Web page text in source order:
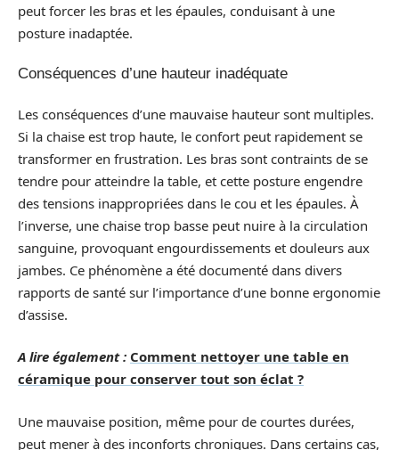
peut forcer les bras et les épaules, conduisant à une
posture inadaptée.
Conséquences d’une hauteur inadéquate
Les conséquences d’une mauvaise hauteur sont multiples.
Si la chaise est trop haute, le confort peut rapidement se
transformer en frustration. Les bras sont contraints de se
tendre pour atteindre la table, et cette posture engendre
des tensions inappropriées dans le cou et les épaules. À
l’inverse, une chaise trop basse peut nuire à la circulation
sanguine, provoquant engourdissements et douleurs aux
jambes. Ce phénomène a été documenté dans divers
rapports de santé sur l’importance d’une bonne ergonomie
d’assise.
A lire également : Comment nettoyer une table en
céramique pour conserver tout son éclat ?
Une mauvaise position, même pour de courtes durées,
peut mener à des inconforts chroniques. Dans certains cas,